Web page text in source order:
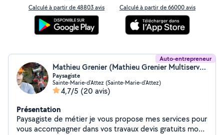
Calculé à partir de 48803 avis Calculé à partir de 66000 avis
Auto-entrepreneur
Mathieu Grenier (Mathieu Grenier Multiservices)
Paysagiste
Sainte-Marie-d'Attez (Sainte-Marie-d'Attez)
4,7/5 (20 avis)
Présentation
Paysagiste de métier je vous propose mes services pour
vous accompagner dans vos travaux devis gratuits mon